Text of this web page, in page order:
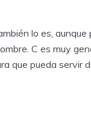
lo es, aunque
C es muy
que pueda servir